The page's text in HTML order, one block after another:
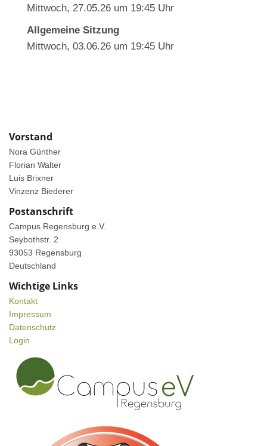
Mittwoch, 27.05.26 um 19:45 Uhr
Allgemeine Sitzung
Mittwoch, 03.06.26 um 19:45 Uhr
Vorstand
Nora Günther
Florian Walter
Luis Brixner
Vinzenz Biederer
Postanschrift
Campus Regensburg e.V.
Seybothstr. 2
93053 Regensburg
Deutschland
Wichtige Links
Kontakt
Impressum
Datenschutz
Login